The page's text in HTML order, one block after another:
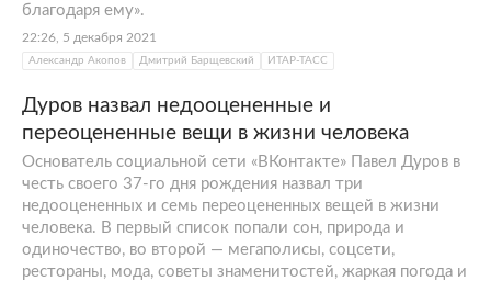
благодаря ему».
22:26, 5 декабря 2021
Александр Акопов Дмитрий Барщевский ИТАР-ТАСС
Дуров назвал недооцененные и
переоцененные вещи в жизни человека
Основатель социальной сети «ВКонтакте» Павел Дуров в
честь своего 37-го дня рождения назвал три
недооцененных и семь переоцененных вещей в жизни
человека. В первый список попали сон, природа и
одиночество, во второй — мегаполисы, соцсети,
рестораны, мода, советы знаменитостей, жаркая погода и